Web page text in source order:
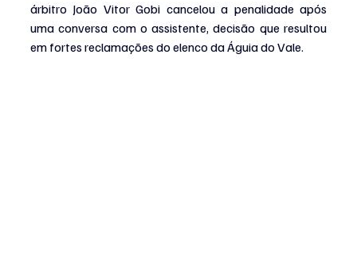
árbitro João Vitor Gobi cancelou a penalidade após
uma conversa com o assistente, decisão que resultou
em fortes reclamações do elenco da Águia do Vale.